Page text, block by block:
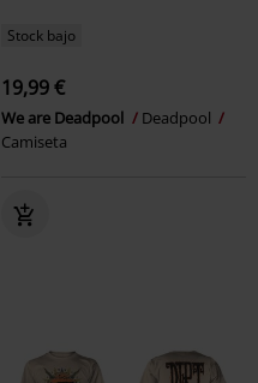
Stock bajo
19,99 €
We are Deadpool
Deadpool
Camiseta